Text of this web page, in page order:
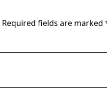
Required fields are marked